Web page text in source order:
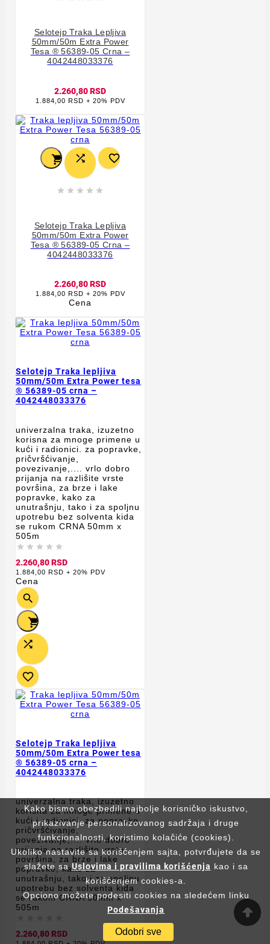
Kako bismo obezbedili najbolje korisničko iskustvo,
prikazivanje personalizovanog sadržaja i druge
funkcionalnosti, koristimo kolačiće (cookies).
Ukoliko nastavite sa korišćenjem sajta, potvrđujete da se
slažete saUslovima i pravilima korišćenja kao i sa
korišćenjem cookies-a.
Opciono možete podesiti cookies na sledećem linku
Podešavanja
Odobri sve
Selotejp Traka Lepljiva
50mm/50m Extra Power
Tesa ® 56389-05 Crna –
4042448033376
2.260,80 RSD
1.884,00 RSD + 20% PDV
  
    
Selotejp Traka Lepljiva
50mm/50m Extra Power
Tesa ® 56389-05 Crna –
4042448033376
2.260,80 RSD
1.884,00 RSD + 20% PDV
Cena
Selotejp Traka lepljiva
50mm/50m Extra Power tesa
® 56389-05 crna –
4042448033376
univerzalna traka, izuzetno
korisna za mnoge primene u
kući i radionici. za popravke,
pričvršćivanje,
povezivanje,.... vrlo dobro
prijanja na razlišite vrste
površina, za brze i lake
popravke, kako za
unutrašnju, tako i za spoljnu
upotrebu bez solventa kida
se rukom CRNA 50mm x
505m
    
2.260,80 RSD
1.884,00 RSD + 20% PDV
Cena




Selotejp Traka lepljiva
50mm/50m Extra Power tesa
® 56389-05 crna –
4042448033376
univerzalna traka, izuzetno
korisna za mnoge primene u
kući i radionici. za popravke,
pričvršćivanje,
povezivanje,.... vrlo dobro
prijanja na razlišite vrste
površina, za brze i lake
popravke, kako za
unutrašnju, tako i za spoljnu
upotrebu bez solventa kida
se rukom CRNA 50mm x
505m
2.260,80 RSD